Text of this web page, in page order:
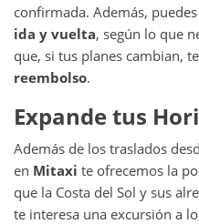
confirmada. Además,
ida y vuelta, según lo que
que, si tus planes cambian,
reembolso.
Expande tus
Además de los traslados
en Mitaxi te ofrecemos la
que la Costa del Sol y sus
te interesa una excursión a